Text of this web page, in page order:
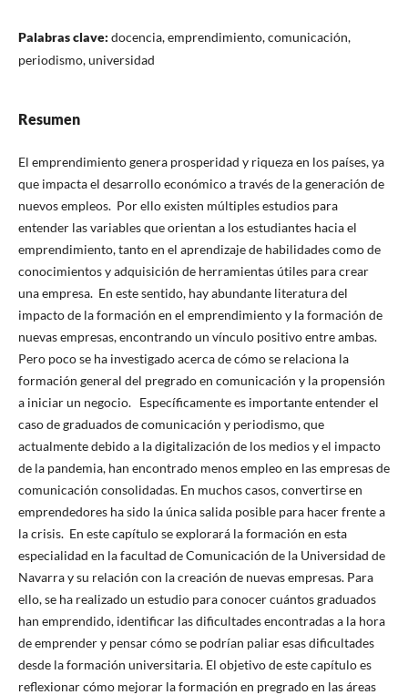
Palabras clave: docencia, emprendimiento, comunicación,
periodismo, universidad
Resumen
El emprendimiento genera prosperidad y riqueza en los países, ya
que impacta el desarrollo económico a través de la generación de
nuevos empleos. Por ello existen múltiples estudios para
entender las variables que orientan a los estudiantes hacia el
emprendimiento, tanto en el aprendizaje de habilidades como de
conocimientos y adquisición de herramientas útiles para crear
una empresa. En este sentido, hay abundante literatura del
impacto de la formación en el emprendimiento y la formación de
nuevas empresas, encontrando un vínculo positivo entre ambas.
Pero poco se ha investigado acerca de cómo se relaciona la
formación general del pregrado en comunicación y la propensión
a iniciar un negocio. Específicamente es importante entender el
caso de graduados de comunicación y periodismo, que
actualmente debido a la digitalización de los medios y el impacto
de la pandemia, han encontrado menos empleo en las empresas de
comunicación consolidadas. En muchos casos, convertirse en
emprendedores ha sido la única salida posible para hacer frente a
la crisis. En este capítulo se explorará la formación en esta
especialidad en la facultad de Comunicación de la Universidad de
Navarra y su relación con la creación de nuevas empresas. Para
ello, se ha realizado un estudio para conocer cuántos graduados
han emprendido, identificar las dificultades encontradas a la hora
de emprender y pensar cómo se podrían paliar esas dificultades
desde la formación universitaria. El objetivo de este capítulo es
reflexionar cómo mejorar la formación en pregrado en las áreas